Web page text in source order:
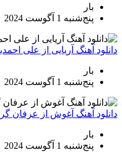
بار
پنج‌شنبه 1 آگوست 2024
دانلود آهنگ آریایی از علی احمدیانی
بار
پنج‌شنبه 1 آگوست 2024
دانلود آهنگ آغوش از عرفان گرگانی
بار
پنج‌شنبه 1 آگوست 2024